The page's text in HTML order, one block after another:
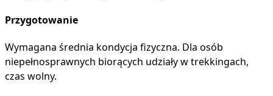
Przygotowanie
Wymagana średnia kondycja fizyczna. Dla osób
niepełnosprawnych biorących udziały w trekkingach,
czas wolny.